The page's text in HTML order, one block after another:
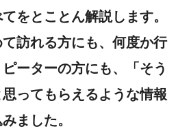
をとことん解説します。
訪れる方にも、何度か行
ーターの方にも、「そう
ってもらえるような情報
ました。